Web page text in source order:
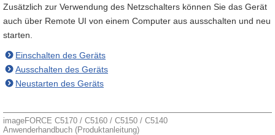
Zusätzlich zur Verwendung des Netzschalters können Sie das Gerät
auch über Remote UI von einem Computer aus ausschalten und neu
starten.
Einschalten des Geräts
Ausschalten des Geräts
Neustarten des Geräts
imageFORCE C5170 / C5160 / C5150 / C5140
Anwenderhandbuch (Produktanleitung)